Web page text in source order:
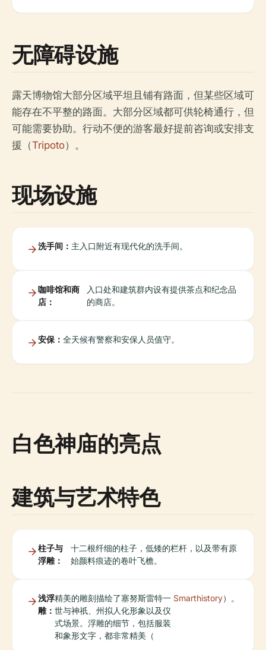
无障碍设施
露天博物馆大部分区域平坦且铺有路面，但某些区域可
能存在不平整的路面。大部分区域都可供轮椅通行，但
可能需要协助。行动不便的游客最好提前咨询或安排支
援（Tripoto）。
现场设施
洗手间： 主入口附近有现代化的洗手间。
咖啡馆和商
店：
入口处和建筑群内设有提供茶点和纪念品
的商店。
安保： 全天候有警察和安保人员值守。
白色神庙的亮点
建筑与艺术特色
柱子与
浮雕：
十二根纤细的柱子，低矮的栏杆，以及带有原
始颜料痕迹的卷叶飞檐。
浅浮
雕：
精美的雕刻描绘了塞努斯雷特一
世与神祇、州拟人化形象以及仪
式场景。浮雕的细节，包括服装
和象形文字，都非常精美（
Smarthistory）。